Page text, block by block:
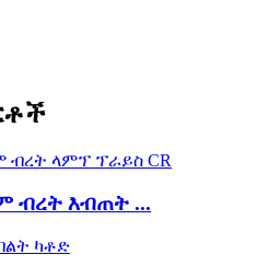
ብረት እብጠት ...